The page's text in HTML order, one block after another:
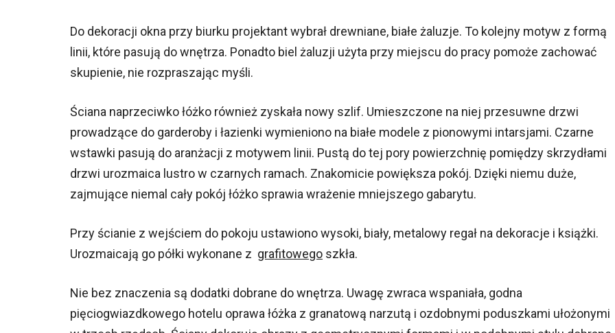
Do dekoracji okna przy biurku projektant wybrał drewniane, białe żaluzje. To kolejny motyw z formą
linii, które pasują do wnętrza. Ponadto biel żaluzji użyta przy miejscu do pracy pomoże zachować
skupienie, nie rozpraszając myśli.
Ściana naprzeciwko łóżko również zyskała nowy szlif. Umieszczone na niej przesuwne drzwi
prowadzące do garderoby i łazienki wymieniono na białe modele z pionowymi intarsjami. Czarne
wstawki pasują do aranżacji z motywem linii. Pustą do tej pory powierzchnię pomiędzy skrzydłami
drzwi urozmaica lustro w czarnych ramach. Znakomicie powiększa pokój. Dzięki niemu duże,
zajmujące niemal cały pokój łóżko sprawia wrażenie mniejszego gabarytu.
Przy ścianie z wejściem do pokoju ustawiono wysoki, biały, metalowy regał na dekoracje i książki.
Urozmaicają go półki wykonane z grafitowego szkła.
Nie bez znaczenia są dodatki dobrane do wnętrza. Uwagę zwraca wspaniała, godna
pięciogwiazdkowego hotelu oprawa łóżka z granatową narzutą i ozdobnymi poduszkami ułożonymi